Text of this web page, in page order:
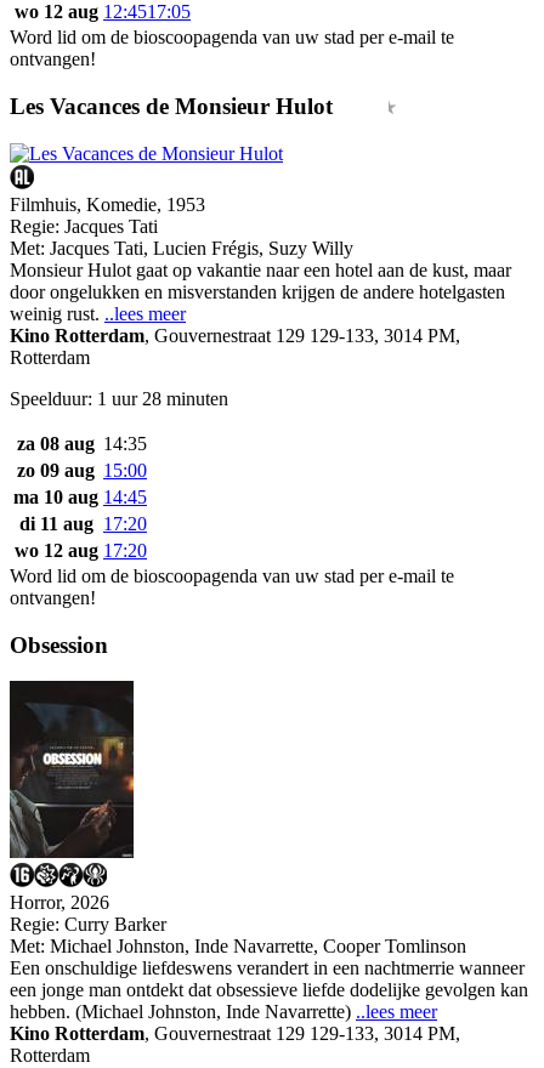
wo 12 aug 12:4517:05
Word lid om de bioscoopagenda van uw stad per e-mail te
ontvangen!
Les Vacances de Monsieur Hulot
Filmhuis, Komedie, 1953
Regie: Jacques Tati
Met: Jacques Tati, Lucien Frégis, Suzy Willy
Monsieur Hulot gaat op vakantie naar een hotel aan de kust, maar
door ongelukken en misverstanden krijgen de andere hotelgasten
weinig rust. ..lees meer
Kino Rotterdam, Gouvernestraat 129 129-133, 3014 PM,
Rotterdam
Speelduur: 1 uur 28 minuten
za 08 aug 14:35
zo 09 aug 15:00
ma 10 aug 14:45
di 11 aug 17:20
wo 12 aug 17:20
Word lid om de bioscoopagenda van uw stad per e-mail te
ontvangen!
Obsession
Horror, 2026
Regie: Curry Barker
Met: Michael Johnston, Inde Navarrette, Cooper Tomlinson
Een onschuldige liefdeswens verandert in een nachtmerrie wanneer
een jonge man ontdekt dat obsessieve liefde dodelijke gevolgen kan
hebben. (Michael Johnston, Inde Navarrette) ..lees meer
Kino Rotterdam, Gouvernestraat 129 129-133, 3014 PM,
Rotterdam